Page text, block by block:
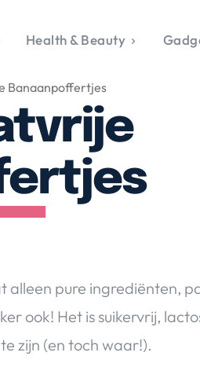
Over Valerie
Over Valerie
De Top 5
Contact
Health & Beauty
Banaanpoffertjes
alleen pure ingrediënten,
ook! Het is suikervrij,
zijn (en toch waar!).